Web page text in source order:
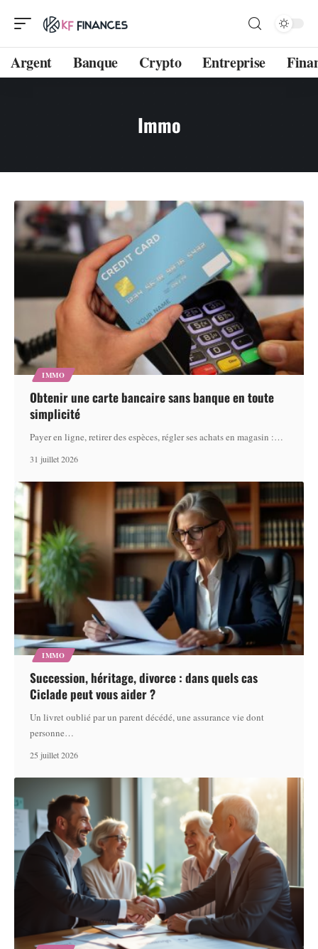
Argent Banque Crypto Entreprise
Immo
IMMO
Obtenir une carte bancaire sans banque en toute
simplicité
Payer en ligne, retirer des espèces, régler ses achats en magasin :…
31 juillet 2026
IMMO
Succession, héritage, divorce : dans quels cas
Ciclade peut vous aider ?
Un livret oublié par un parent décédé, une assurance vie dont
personne…
25 juillet 2026